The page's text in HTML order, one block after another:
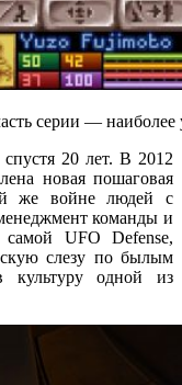
серии — наиболее
20 лет. В 2012
новая пошаговая
же войне людей с
команды и
самой UFO Defense,
слезу по былым
культуру одной из